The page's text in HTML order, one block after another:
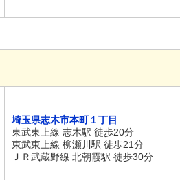
埼玉県志木市本町１丁目
東武東上線 志木駅 徒歩20分
東武東上線 柳瀬川駅 徒歩21分
ＪＲ武蔵野線 北朝霞駅 徒歩30分